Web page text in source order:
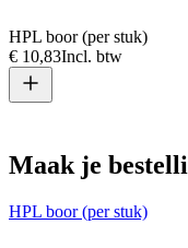
HPL boor (per stuk)
€ 10,83Incl. btw
Maak je
HPL boor (per stuk)